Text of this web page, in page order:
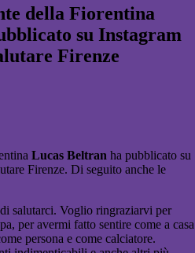
della Fiorentina
su Instagram
Firenze
Lucas Beltran ha pubblicato su
Firenze. Di seguito anche le
salutarci. Voglio ringraziarvi per
per avermi fatto sentire come a casa
persona e come calciatore.